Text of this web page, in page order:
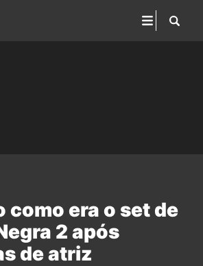
como era o set de
2 após
de atriz